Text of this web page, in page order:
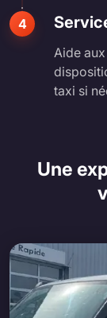
4
Aide
taxi si
Une